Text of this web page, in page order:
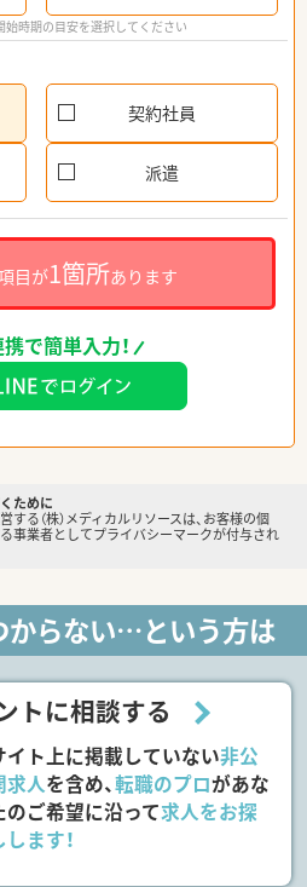
時期の目安を選択してください
契約社員
派遣
目が1箇所あります
で簡単入力！
ために
る（株）メディカルリソースは、お客様の個
事業者としてプライバシーマークが付与され
からない…という方は
トに相談する
イト上に掲載していない非公
求人を含め、転職のプロがあな
のご希望に沿って求人をお探
します！